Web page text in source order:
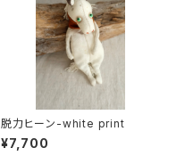
脱力ヒーン-white print
¥7,700